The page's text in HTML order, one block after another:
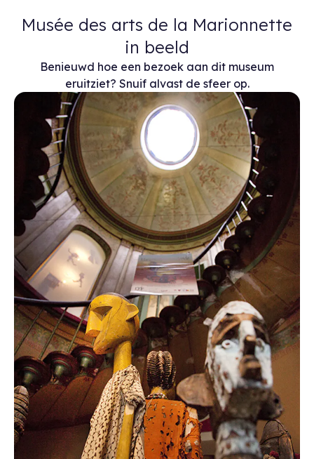
Musée des arts de la Marionnette
in beeld
Benieuwd hoe een bezoek aan dit museum
eruitziet? Snuif alvast de sfeer op.